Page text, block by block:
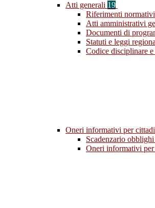
Atti generali 19
Riferimenti
Atti amministrativi
Documenti di
Statuti e leggi
Codice disciplinare
Oneri informativi per
Scadenzario
Oneri informativi